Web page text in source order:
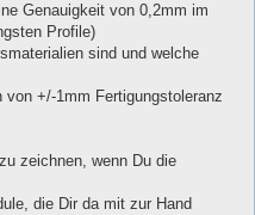
Genauigkeit von 0,2mm im
Profile)
sind und welche
+/-1mm Fertigungstoleranz
zeichnen, wenn Du die
die Dir da mit zur Hand